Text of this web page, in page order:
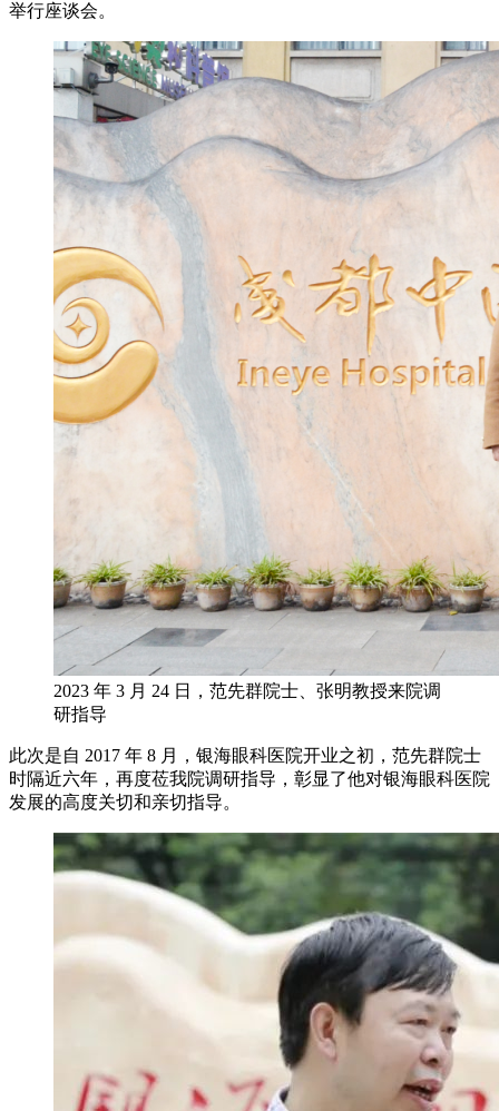
举行座谈会。
2023 年 3 月 24 日，范先群院士、张明教授来院调
研指导
此次是自 2017 年 8 月，银海眼科医院开业之初，范先群院士
时隔近六年，再度莅我院调研指导，彰显了他对银海眼科医院
发展的高度关切和亲切指导。